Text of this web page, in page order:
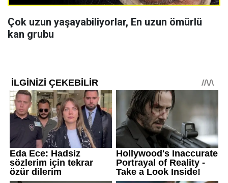
Çok uzun yaşayabiliyorlar, En uzun ömürlü
kan grubu